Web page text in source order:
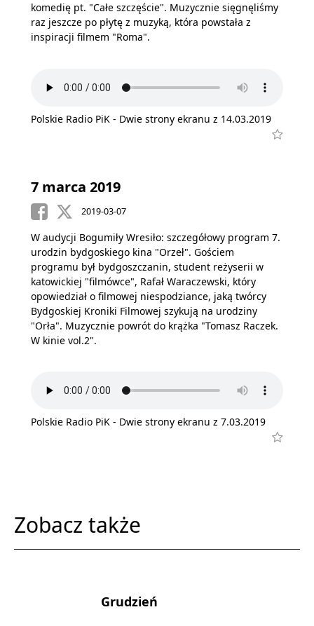
komedię pt. "Całe szczęście". Muzycznie sięgnęliśmy
raz jeszcze po płytę z muzyką, która powstała z
inspiracji filmem "Roma".
Polskie Radio PiK - Dwie strony ekranu z 14.03.2019
7 marca 2019
2019-03-07
W audycji Bogumiły Wresiło: szczegółowy program 7.
urodzin bydgoskiego kina "Orzeł". Gościem
programu był bydgoszczanin, student reżyserii w
katowickiej "filmówce", Rafał Waraczewski, który
opowiedział o filmowej niespodziance, jaką twórcy
Bydgoskiej Kroniki Filmowej szykują na urodziny
"Orła". Muzycznie powrót do krążka "Tomasz Raczek.
W kinie vol.2".
Polskie Radio PiK - Dwie strony ekranu z 7.03.2019
Zobacz także
Grudzień